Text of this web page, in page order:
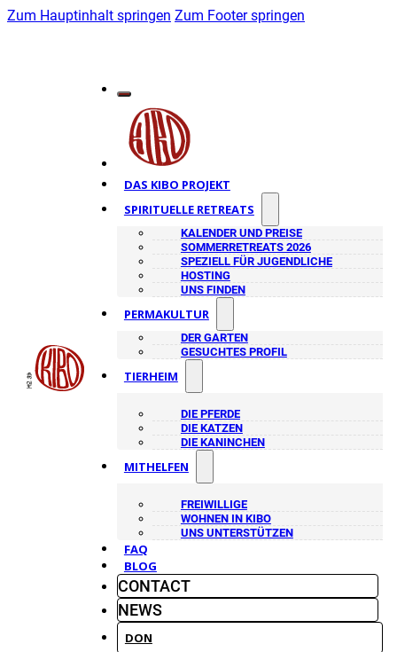
Zum Hauptinhalt springen Zum Footer springen
DAS KIBO PROJEKT
SPIRITUELLE RETREATS
KALENDER UND PREISE
SOMMERRETREATS 2026
SPEZIELL FÜR JUGENDLICHE
HOSTING
UNS FINDEN
PERMAKULTUR
DER GARTEN
GESUCHTES PROFIL
TIERHEIM
DIE PFERDE
DIE KATZEN
DIE KANINCHEN
MITHELFEN
FREIWILLIGE
WOHNEN IN KIBO
UNS UNTERSTÜTZEN
FAQ
BLOG
CONTACT
NEWS
DON